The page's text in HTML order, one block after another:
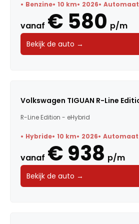
Benzine 10 km 2026 Automaat
vanaf € 580 p/m
Bekijk de auto →
Volkswagen TIGUAN R-Line
R-Line Edition - eHybrid
Hybride 10 km 2026 Automaat
vanaf € 938 p/m
Bekijk de auto →